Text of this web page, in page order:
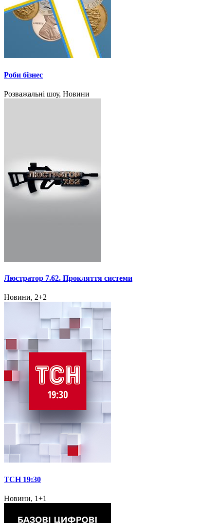
Роби бізнес
Розважальні шоу, Новини
Люстратор 7.62. Прокляття системи
Новини, 2+2
ТСН 19:30
Новини, 1+1